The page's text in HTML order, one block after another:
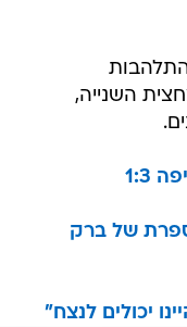
השנייה,
1:3
של ברק
יכולים לנצח"